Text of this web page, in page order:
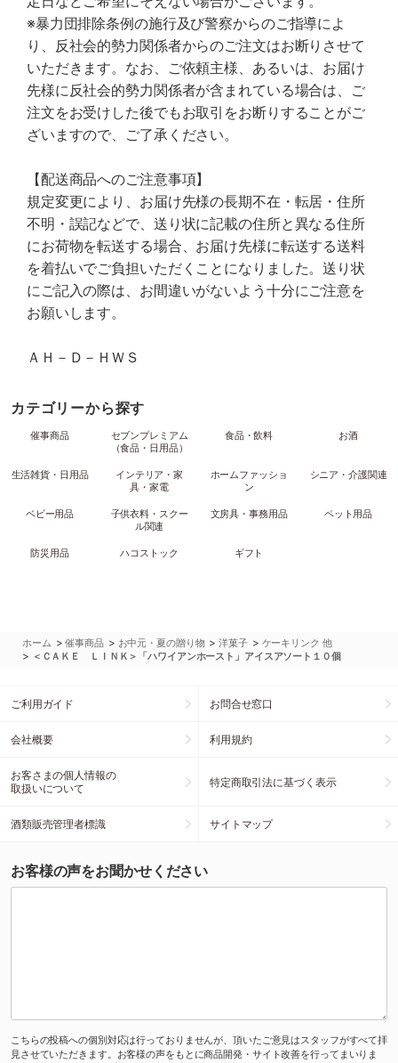
※暴力団排除条例の施行及び警察からのご指導によ
り、反社会的勢力関係者からのご注文はお断りさせて
いただきます。なお、ご依頼主様、あるいは、お届け
先様に反社会的勢力関係者が含まれている場合は、ご
注文をお受けした後でもお取引をお断りすることがご
ざいますので、ご了承ください。
【配送商品へのご注意事項】
規定変更により、お届け先様の長期不在・転居・住所
不明・誤記などで、送り状に記載の住所と異なる住所
にお荷物を転送する場合、お届け先様に転送する送料
を着払いでご負担いただくことになりました。送り状
にご記入の際は、お間違いがないよう十分にご注意を
お願いします。
ＡＨ－Ｄ－ＨＷＳ
カテゴリーから探す
催事商品
セブンプレミアム
（食品・日用品）
食品・飲料 お酒
生活雑貨・日用品
インテリア・家
具・家電
ホームファッショ
ン
シニア・介護関連
ベビー用品
子供衣料・スクー
ル関連
文房具・事務用品 ペット用品
防災用品 ハコストック ギフト
ホーム >催事商品 > お中元・夏の贈り物 >洋菓子 > ケーキリンク 他
> ＜ＣＡＫＥ ＬＩＮＫ＞「ハワイアンホースト」アイスアソート１０個
ご利用ガイド お問合せ窓口
会社概要 利用規約
お客さまの個人情報の
取扱いについて
特定商取引法に基づく表示
酒類販売管理者標識 サイトマップ
お客様の声をお聞かせください
こちらの投稿への個別対応は行っておりませんが、頂いたご意見はスタッフがすべて拝
見させていただきます。お客様の声をもとに商品開発・サイト改善を行ってまいりま